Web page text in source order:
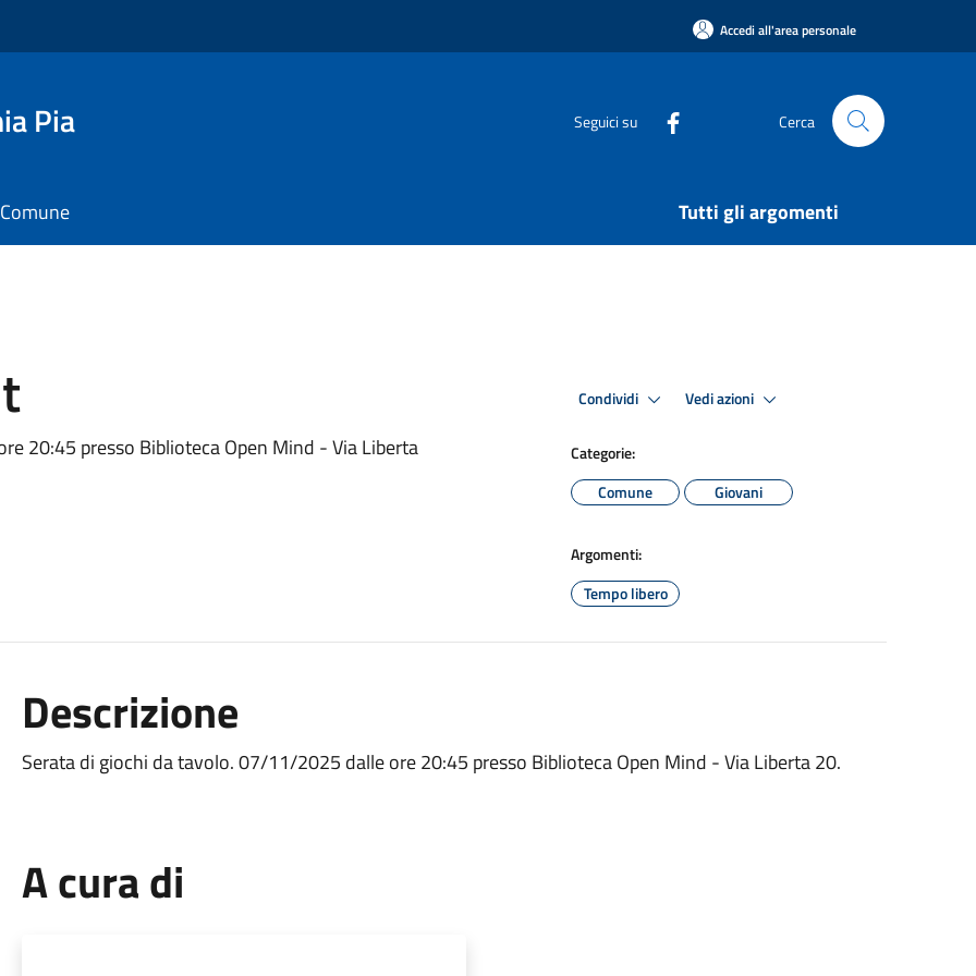
Accedi all'area personale
Pia Seguici su Cerca
Tutti gli argomenti
20:45 presso Biblioteca Open Mind - Via Liberta
Condividi Vedi azioni
Categorie:
Comune
Giovani
Argomenti:
Tempo libero
Descrizione
Serata di giochi da tavolo. 07/11/2025 dalle ore 20:45 presso Biblioteca Open Mind - Via Liberta 20.
A cura di